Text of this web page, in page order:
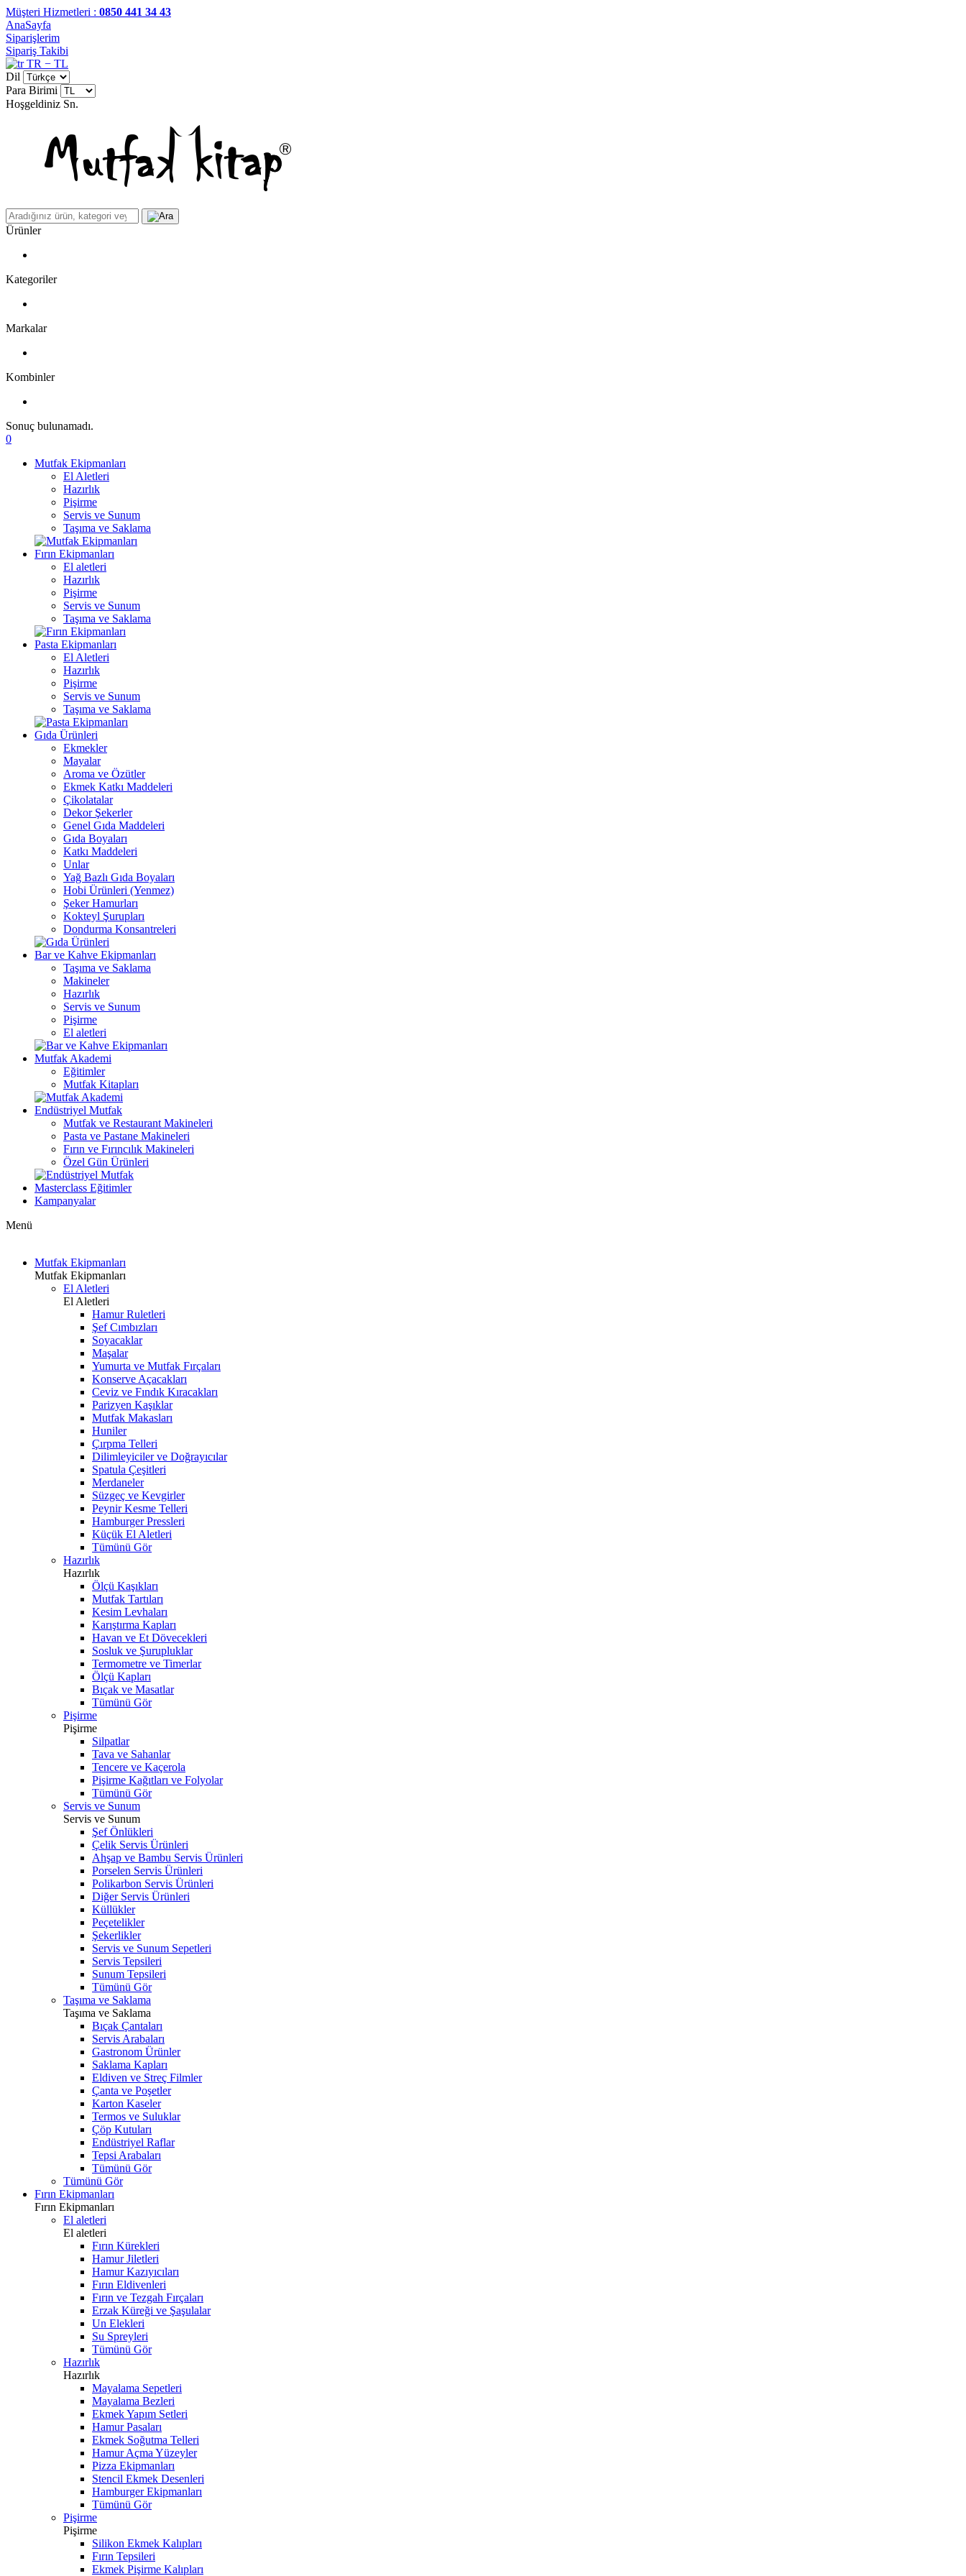
Müşteri Hizmetleri : 0850 441 34 43
AnaSayfa
Siparişlerim
Sipariş Takibi
TR − TL
Dil
Para Birimi
Hoşgeldiniz Sn.
Ürünler
Kategoriler
Markalar
Kombinler
Sonuç bulunamadı.
0
Mutfak Ekipmanları
El Aletleri
Hazırlık
Pişirme
Servis ve Sunum
Taşıma ve Saklama
Fırın Ekipmanları
El aletleri
Hazırlık
Pişirme
Servis ve Sunum
Taşıma ve Saklama
Pasta Ekipmanları
El Aletleri
Hazırlık
Pişirme
Servis ve Sunum
Taşıma ve Saklama
Gıda Ürünleri
Ekmekler
Mayalar
Aroma ve Özütler
Ekmek Katkı Maddeleri
Çikolatalar
Dekor Şekerler
Genel Gıda Maddeleri
Gıda Boyaları
Katkı Maddeleri
Unlar
Yağ Bazlı Gıda Boyaları
Hobi Ürünleri (Yenmez)
Şeker Hamurları
Kokteyl Şurupları
Dondurma Konsantreleri
Bar ve Kahve Ekipmanları
Taşıma ve Saklama
Makineler
Hazırlık
Servis ve Sunum
Pişirme
El aletleri
Mutfak Akademi
Eğitimler
Mutfak Kitapları
Endüstriyel Mutfak
Mutfak ve Restaurant Makineleri
Pasta ve Pastane Makineleri
Fırın ve Fırıncılık Makineleri
Özel Gün Ürünleri
Masterclass Eğitimler
Kampanyalar
Menü
Mutfak Ekipmanları
Mutfak Ekipmanları
El Aletleri
El Aletleri
Hamur Ruletleri
Şef Cımbızları
Soyacaklar
Maşalar
Yumurta ve Mutfak Fırçaları
Konserve Açacakları
Ceviz ve Fındık Kıracakları
Parizyen Kaşıklar
Mutfak Makasları
Huniler
Çırpma Telleri
Dilimleyiciler ve Doğrayıcılar
Spatula Çeşitleri
Merdaneler
Süzgeç ve Kevgirler
Peynir Kesme Telleri
Hamburger Pressleri
Küçük El Aletleri
Tümünü Gör
Hazırlık
Hazırlık
Ölçü Kaşıkları
Mutfak Tartıları
Kesim Levhaları
Karıştırma Kapları
Havan ve Et Dövecekleri
Sosluk ve Şurupluklar
Termometre ve Timerlar
Ölçü Kapları
Bıçak ve Masatlar
Tümünü Gör
Pişirme
Pişirme
Silpatlar
Tava ve Sahanlar
Tencere ve Kaçerola
Pişirme Kağıtları ve Folyolar
Tümünü Gör
Servis ve Sunum
Servis ve Sunum
Şef Önlükleri
Çelik Servis Ürünleri
Ahşap ve Bambu Servis Ürünleri
Porselen Servis Ürünleri
Polikarbon Servis Ürünleri
Diğer Servis Ürünleri
Küllükler
Peçetelikler
Şekerlikler
Servis ve Sunum Sepetleri
Servis Tepsileri
Sunum Tepsileri
Tümünü Gör
Taşıma ve Saklama
Taşıma ve Saklama
Bıçak Çantaları
Servis Arabaları
Gastronom Ürünler
Saklama Kapları
Eldiven ve Streç Filmler
Çanta ve Poşetler
Karton Kaseler
Termos ve Suluklar
Çöp Kutuları
Endüstriyel Raflar
Tepsi Arabaları
Tümünü Gör
Tümünü Gör
Fırın Ekipmanları
Fırın Ekipmanları
El aletleri
El aletleri
Fırın Kürekleri
Hamur Jiletleri
Hamur Kazıyıcıları
Fırın Eldivenleri
Fırın ve Tezgah Fırçaları
Erzak Küreği ve Şaşulalar
Un Elekleri
Su Spreyleri
Tümünü Gör
Hazırlık
Hazırlık
Mayalama Sepetleri
Mayalama Bezleri
Ekmek Yapım Setleri
Hamur Pasaları
Ekmek Soğutma Telleri
Hamur Açma Yüzeyler
Pizza Ekipmanları
Stencil Ekmek Desenleri
Hamburger Ekipmanları
Tümünü Gör
Pişirme
Pişirme
Silikon Ekmek Kalıpları
Fırın Tepsileri
Ekmek Pişirme Kalıpları